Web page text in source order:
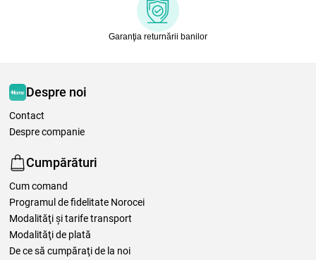
Garanţia returnării banilor
Despre noi
Contact
Despre companie
Cumpărături
Cum comand
Programul de fidelitate Norocei
Modalităţi şi tarife transport
Modalităţi de plată
De ce să cumpăraţi de la noi